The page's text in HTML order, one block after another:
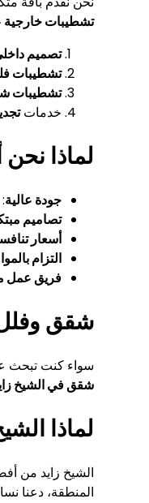
تشطيبات
تصميم
تشطيبات
تشطيبات
خدمات
لماذا
جودة عالية
تصاميم
أسعار
التزام
فريق عمل
شقق
سواء كنت
شقق في الشيخ
لماذا
الشيخ زايد من
المنطقة، دعنا